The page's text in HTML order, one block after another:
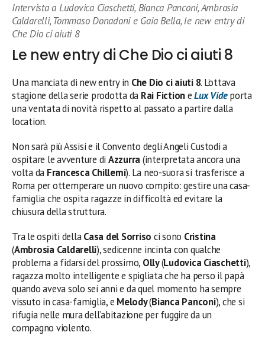
Intervista a Ludovica Ciaschetti, Bianca Panconi, Ambrosia
Caldarelli, Tommaso Donadoni e Gaia Bella, le new entry di
Che Dio ci aiuti 8
Le new entry di Che Dio ci aiuti 8
Una manciata di new entry in Che Dio ci aiuti 8. L’ottava
stagione della serie prodotta da Rai FictioneLux Videporta
una ventata di novità rispetto al passato a partire dalla
location.
Non sarà più Assisi e il Convento degli Angeli Custodi a
ospitare le avventure di Azzurra(interpretata ancora una
volta da Francesca Chillemi). La neo-suora si trasferisce a
Roma per ottemperare un nuovo compito: gestire una casa-
famiglia che ospita ragazze in difficoltà ed evitare la
chiusura della struttura.
Tra le ospiti dellaCasa del Sorriso ci sono Cristina
(Ambrosia Caldarelli), sedicenne incinta con qualche
problema a fidarsi del prossimo, Olly(Ludovica Ciaschetti),
ragazza molto intelligente e spigliata che ha perso il papà
quando aveva solo sei anni e da quel momento ha sempre
vissuto in casa-famiglia, e Melody(Bianca Panconi), che si
rifugia nelle mura dell’abitazione per fuggire da un
compagno violento.